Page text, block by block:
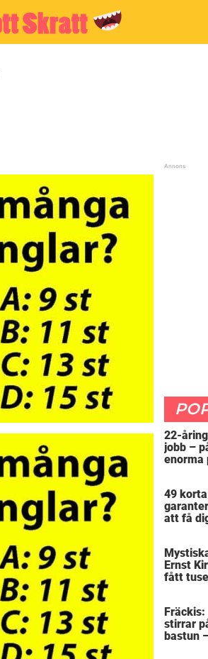
22-
jobb –
enorma
49
att få
Ernst
fått
Fräckis:
stirrar
bastun